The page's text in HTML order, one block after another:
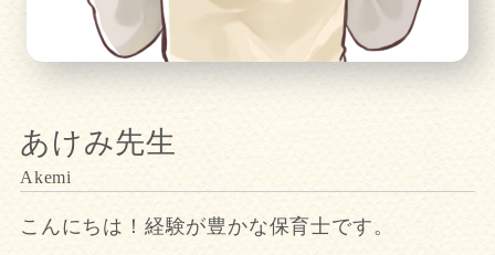
あけみ先生
こんにちは！経験が豊かな保育士です。